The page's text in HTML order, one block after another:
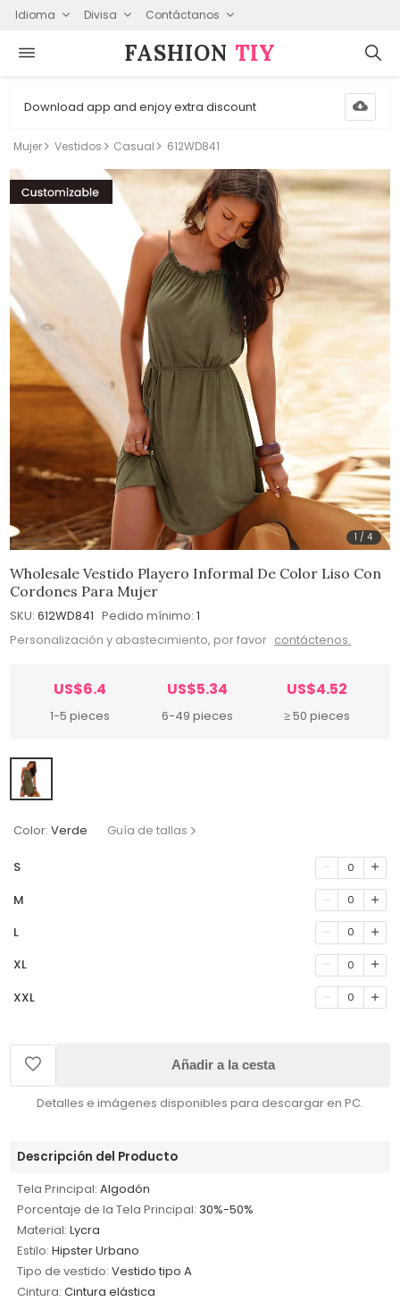
Idioma Divisa Contáctanos
FASHION⁠ TIY
Download app and enjoy extra discount
Mujer Vestidos Casual 612WD841
1 /4
Wholesale Vestido Playero Informal De Color Liso Con
Cordones Para Mujer
SKU: 612WD841 Pedido mínimo: 1
Personalización y abastecimiento, por favor contáctenos.
US$6.4
1-5 pieces
US$5.34
6-49 pieces
US$4.52
≥ 50 pieces
Color: Verde Guía de tallas
S 0
M 0
L 0
XL 0
XXL 0
Añadir a la cesta
Detalles e imágenes disponibles para descargar en PC.
Descripción del Producto
Tela Principal: Algodón
Porcentaje de la Tela Principal: 30%-50%
Material: Lycra
Estilo: Hipster Urbano
Tipo de vestido: Vestido tipo A
Cintura: Cintura elástica